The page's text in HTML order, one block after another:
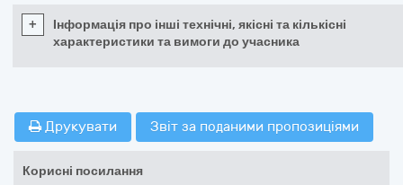
+
Інформація про інші технічні, якісні та кількісні
характеристики та вимоги до учасника
Друкувати Звіт за поданими пропозиціями
Корисні посилання